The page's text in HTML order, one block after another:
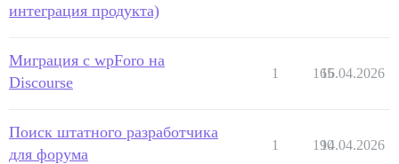
интеграция продукта)
Миграция с wpForo на
Discourse
1 165
16.04.2026
Поиск штатного разработчика
для форума
1 190
14.04.2026